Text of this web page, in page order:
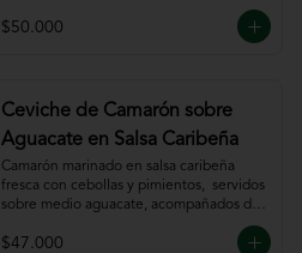
$50.000
Ceviche de Camarón sobre
Aguacate en Salsa Caribeña
Camarón marinado en salsa caribeña
fresca con cebollas y pimientos,  servidos
sobre medio aguacate, acompañados de
$47.000